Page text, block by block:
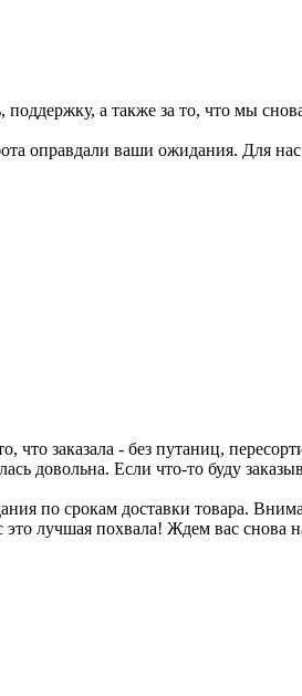
а также за то, что мы
оправдали ваши ожидания. Для
заказала - без путаниц,
довольна. Если что-то буду
по срокам доставки товара.
лучшая похвала! Ждем вас снова